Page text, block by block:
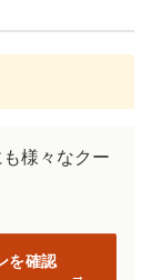
様々なクー
を確認